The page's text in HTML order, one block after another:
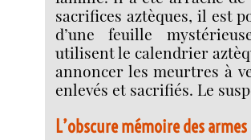
sacrifices aztèques, il est
d’une feuille
utilisent le calendrier
annoncer les meurtres à
enlevés et sacrifiés. Le
L’obscure mémoire des